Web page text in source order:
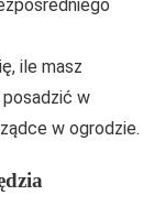
ile masz
posadzić w
w ogrodzie.